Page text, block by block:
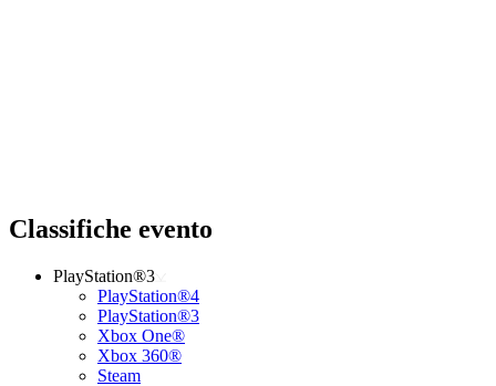
Classifiche evento
PlayStation®3
PlayStation®4
PlayStation®3
Xbox One®
Xbox 360®
Steam